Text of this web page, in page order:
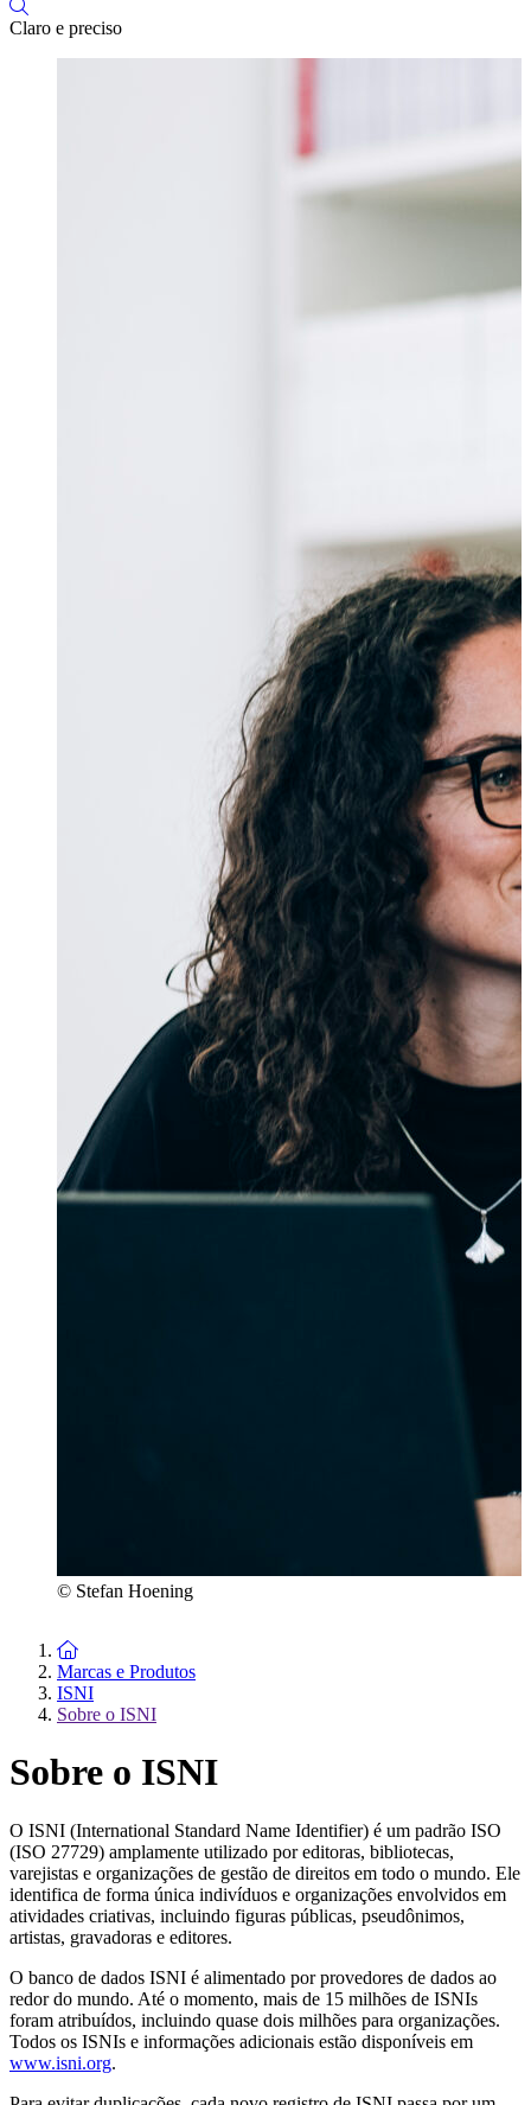
Claro e preciso
© Stefan Hoening
To the homepage
Marcas e Produtos
ISNI
Sobre o ISNI
Sobre o ISNI
O ISNI (International Standard Name Identifier) é um padrão ISO
(ISO 27729) amplamente utilizado por editoras, bibliotecas,
varejistas e organizações de gestão de direitos em todo o mundo. Ele
identifica de forma única indivíduos e organizações envolvidos em
atividades criativas, incluindo figuras públicas, pseudônimos,
artistas, gravadoras e editores.
O banco de dados ISNI é alimentado por provedores de dados ao
redor do mundo. Até o momento, mais de 15 milhões de ISNIs
foram atribuídos, incluindo quase dois milhões para organizações.
Todos os ISNIs e informações adicionais estão disponíveis em
www.isni.org.